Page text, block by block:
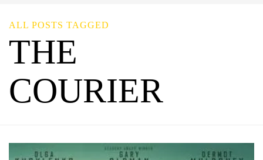
ALL POSTS TAGGED
THE
COURIER